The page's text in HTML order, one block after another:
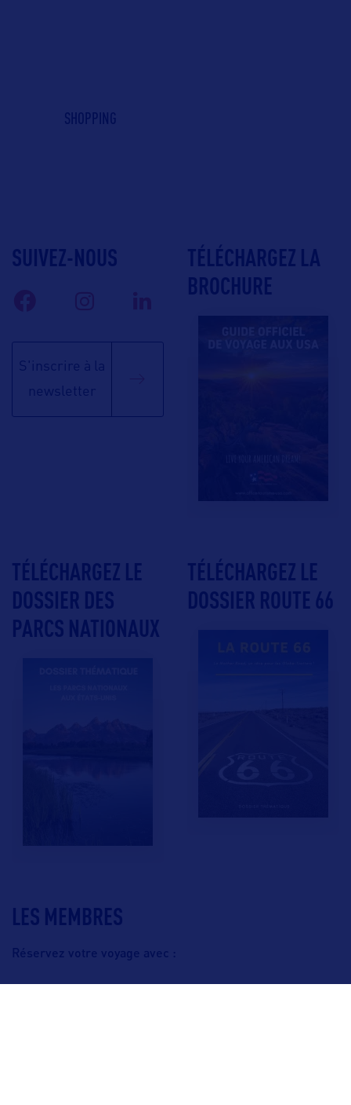
SHOPPING
LES MEMBRES
Réservez votre voyage avec :
SUIVEZ-NOUS
S'inscrire à la
newsletter
TÉLÉCHARGEZ LA
BROCHURE
TÉLÉCHARGEZ LE
DOSSIER DES
PARCS NATIONAUX
TÉLÉCHARGEZ LE
DOSSIER ROUTE 66